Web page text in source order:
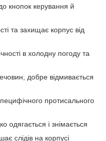
кнопок керування й
та захищає корпус від
в холодну погоду та
добре відмивається
протисального
і знімається
слідів на корпусі